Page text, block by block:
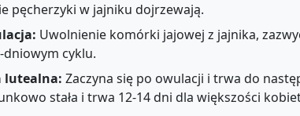
pęcherzyki w jajniku dojrzewają.
Uwolnienie komórki jajowej z jajnika,
dniowym cyklu.
lutealna: Zaczyna się po owulacji i trwa do
stała i trwa 12-14 dni dla większości